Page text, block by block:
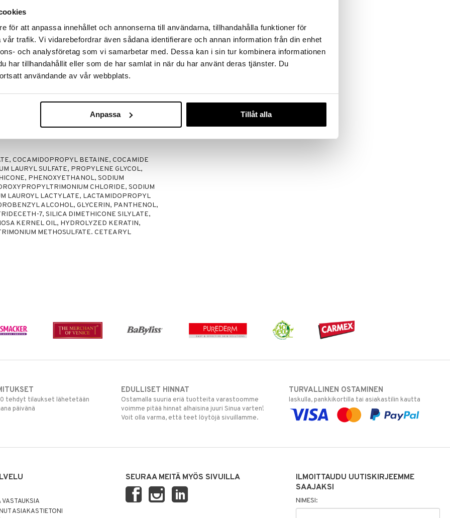
för att anpassa innehållet och annonserna till användarna, tillhandahålla funktioner för
trafik. Vi vidarebefordrar även sådana identifierare och annan information från din enhet
och analysföretag som vi samarbetar med. Dessa kan i sin tur kombinera informationen
har tillhandahållit eller som de har samlat in när du har använt deras tjänster. Du
användande av vår webbplats.
Anpassa Tillåt alla
auttaa säilyttämään hiusten värin pidempään, ja
suoraan kampaajalta. Tämä kattava sarja
luonnollisilla uutteilla. Se estää värin
hiusten laatua.
COCAMIDOPROPYL BETAINE, COCAMIDE
LAURYL SULFATE, PROPYLENE GLYCOL,
PHENOXYETHANOL, SODIUM
CHLORIDE, SODIUM
LAUROYL LACTYLATE, LACTAMIDOPROPYL
ALCOHOL, GLYCERIN, PANTHENOL,
7, SILICA DIMETHICONE SILYLATE,
KERNEL OIL, HYDROLYZED KERATIN,
METHOSULFATE. CETEARYL
tehdyt tilaukset lähetetään
päivänä
EDULLISET HINNAT
Ostamalla suuria eriä tuotteita varastoomme
voimme pitää hinnat alhaisina juuri Sinua varten!
Voit olla varma, että teet löytöjä sivuillamme.
TURVALLINEN OSTAMINEN
laskulla, pankkikortilla tai asiakastilin kautta
ASIAKASTIETONI
SEURAA MEITÄ MYÖS SIVUILLA
ILMOITTAUDU UUTISKIRJEEMME
SAAJAKSI
NIMESI: